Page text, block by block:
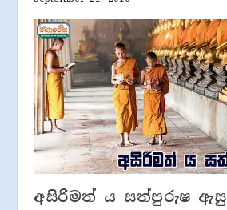
අසිරිමත් ය සත්පුරුෂ